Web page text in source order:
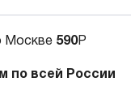
Москве 590Р
по всей России